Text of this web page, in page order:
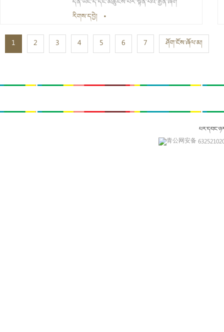
དོན་ཡང་དེ་དང་མཚུངས་པར་སྟོན་པའི་རྒྱན་ཞིག
རིགས་དབྱེ། •
1 2 3 4 5 6 7 ཤོག་ངོས་ཞོལ་མ།
青公网安备